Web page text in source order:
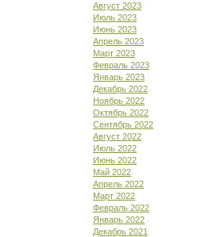
Август 2023
Июль 2023
Июнь 2023
Апрель 2023
Март 2023
Февраль 2023
Январь 2023
Декабрь 2022
Ноябрь 2022
Октябрь 2022
Сентябрь 2022
Август 2022
Июль 2022
Июнь 2022
Май 2022
Апрель 2022
Март 2022
Февраль 2022
Январь 2022
Декабрь 2021